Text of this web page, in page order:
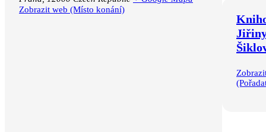
Zobrazit web (Místo konání)